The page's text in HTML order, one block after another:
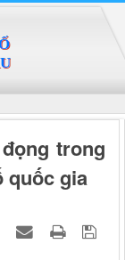
trong
quốc gia